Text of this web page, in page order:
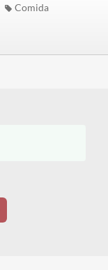
Comida